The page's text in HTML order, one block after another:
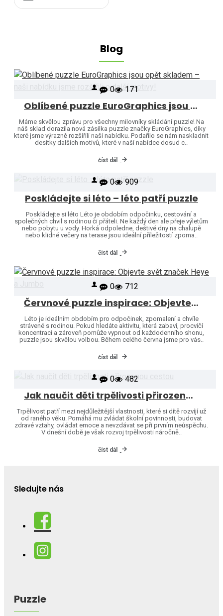
Blog
0 171
Oblíbené puzzle EuroGraphics jsou opět skladem – naši nabídku jsme rozšířili o další motivy!
Máme skvělou zprávu pro všechny milovníky skládání puzzle! Na
náš sklad dorazila nová zásilka puzzle značky EuroGraphics, díky
které jsme výrazně rozšířili naši nabídku. Podařilo se nám naskladnit
desítky dalších motivů, které v naší nabídce dosud c..
číst dál
0 909
Poskládejte si léto – léto patří puzzle
Poskládejte si léto Léto je obdobím odpočinku, cestování a
společných chvil s rodinou či přáteli. Ne každý den ale přeje výletům
nebo pobytu u vody. Horká odpoledne, deštivé dny na chalupě
nebo klidné večery na terase jsou ideální příležitostí zpoma..
číst dál
0 712
Červnové puzzle inspirace: Objevte svět značek Heye a Jumbo
Léto je ideálním obdobím pro odpočinek, zpomalení a chvíle
strávené s rodinou. Pokud hledáte aktivitu, která zabaví, procvičí
koncentraci a zároveň pomůže vypnout od každodenního shonu,
puzzle jsou skvělou volbou. Během celého června jsme pro vás..
číst dál
0 482
Jak naučit děti trpělivosti přirozenou cestou
Trpělivost patří mezi nejdůležitější vlastnosti, které si dítě rozvíjí už
od raného věku. Pomáhá mu zvládat školní povinnosti, budovat
zdravé vztahy, ovládat emoce a nevzdávat se při prvním neúspěchu.
V dnešní době je však rozvoj trpělivosti náročně..
číst dál
Sledujte nás
Puzzle